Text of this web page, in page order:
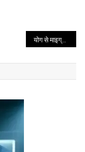
योग से माइग्रेन पर नियंत्रण, जीवनशैली में सुधार जरूरी